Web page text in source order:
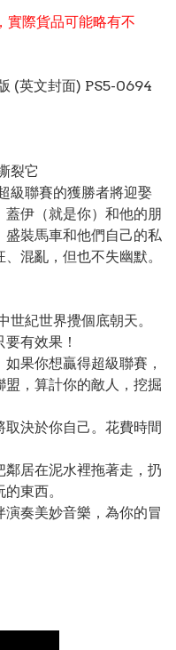
實際貨品可能略有不
(英文封面) PS5-0694
裂它
聯賽的獲勝者將迎娶
伊（就是你）和他的朋
裝馬車和他們自己的私
混亂，但也不失幽默。
紀世界攪個底朝天。
有效果！
果你想贏得超級聯賽，
，算計你的敵人，挖掘
決於你自己。花費時間
居在泥水裡拖著走，扔
東西。
奏美妙音樂，為你的冒